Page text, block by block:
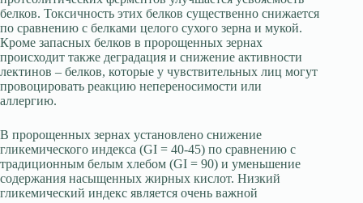
белков. Токсичность этих белков существенно снижается
по сравнению с белками целого сухого зерна и мукой.
Кроме запасных белков в пророщенных зернах
происходит также деградация и снижение активности
лектинов – белков, которые у чувствительных лиц могут
провоцировать реакцию непереносимости или
аллергию.
В пророщенных зернах установлено снижение
гликемического индекса (GI = 40-45) по сравнению с
традиционным белым хлебом (GI = 90) и уменьшение
содержания насыщенных жирных кислот. Низкий
гликемический индекс является очень важной